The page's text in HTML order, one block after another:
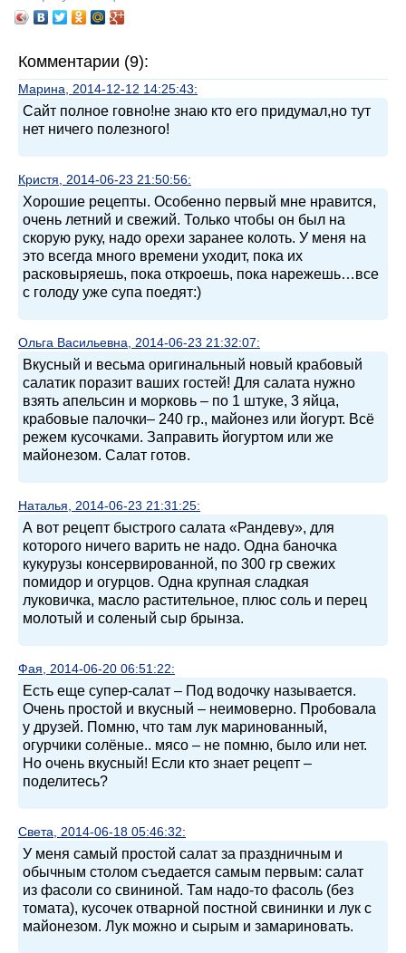
Комментарии (9):
Марина, 2014-12-12 14:25:43:
Сайт полное говно!не знаю кто его придумал,но тут
нет ничего полезного!
Кристя, 2014-06-23 21:50:56:
Хорошие рецепты. Особенно первый мне нравится,
очень летний и свежий. Только чтобы он был на
скорую руку, надо орехи заранее колоть. У меня на
это всегда много времени уходит, пока их
расковыряешь, пока откроешь, пока нарежешь…все
с голоду уже супа поедят:)
Ольга Васильевна, 2014-06-23 21:32:07:
Вкусный и весьма оригинальный новый крабовый
салатик поразит ваших гостей! Для салата нужно
взять апельсин и морковь – по 1 штуке, 3 яйца,
крабовые палочки– 240 гр., майонез или йогурт. Всё
режем кусочками. Заправить йогуртом или же
майонезом. Салат готов.
Наталья, 2014-06-23 21:31:25:
А вот рецепт быстрого салата «Рандеву», для
которого ничего варить не надо. Одна баночка
кукурузы консервированной, по 300 гр свежих
помидор и огурцов. Одна крупная сладкая
луковичка, масло растительное, плюс соль и перец
молотый и соленый сыр брынза.
Фая, 2014-06-20 06:51:22:
Есть еще супер-салат – Под водочку называется.
Очень простой и вкусный – неимоверно. Пробовала
у друзей. Помню, что там лук маринованный,
огурчики солёные.. мясо – не помню, было или нет.
Но очень вкусный! Если кто знает рецепт –
поделитесь?
Света, 2014-06-18 05:46:32:
У меня самый простой салат за праздничным и
обычным столом съедается самым первым: салат
из фасоли со свининой. Там надо-то фасоль (без
томата), кусочек отварной постной свининки и лук с
майонезом. Лук можно и сырым и замариновать.